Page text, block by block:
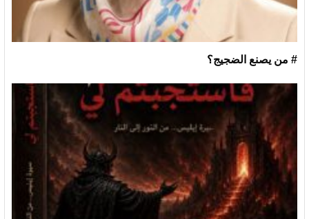
# من يصنع الضجيج؟